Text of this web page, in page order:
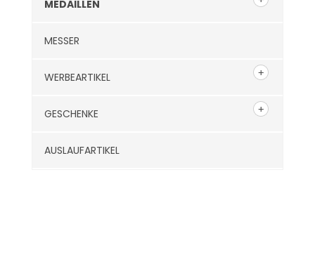
MEDAILLEN
MESSER
WERBEARTIKEL
GESCHENKE
AUSLAUFARTIKEL